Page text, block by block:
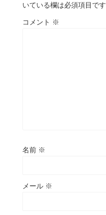
いている欄は必須項目です
コメント ※
名前 ※
メール ※